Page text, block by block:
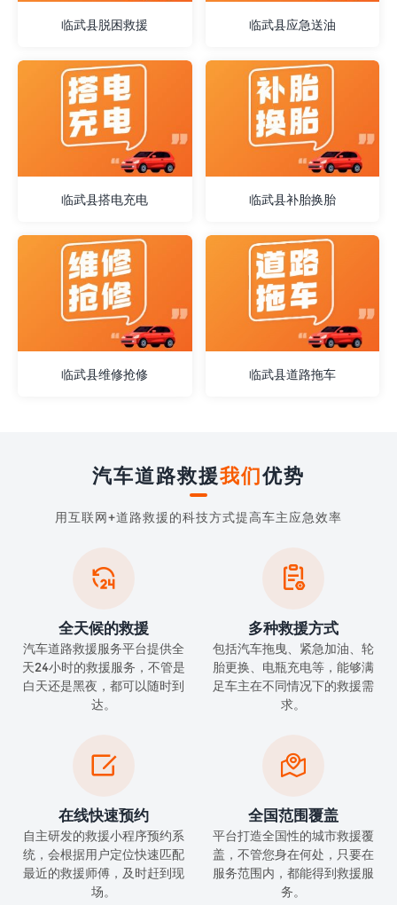
临武县脱困救援 临武县应急送油
临武县搭电充电 临武县补胎换胎
临武县维修抢修 临武县道路拖车
汽车道路救援我们优势
用互联网+道路救援的科技方式提高车主应急效率

全天候的救援
汽车道路救援服务平台提供全
天24小时的救援服务，不管是
白天还是黑夜，都可以随时到
达。

多种救援方式
包括汽车拖曳、紧急加油、轮
胎更换、电瓶充电等，能够满
足车主在不同情况下的救援需
求。

在线快速预约
自主研发的救援小程序预约系
统，会根据用户定位快速匹配
最近的救援师傅，及时赶到现
场。

全国范围覆盖
平台打造全国性的城市救援覆
盖，不管您身在何处，只要在
服务范围内，都能得到救援服
务。